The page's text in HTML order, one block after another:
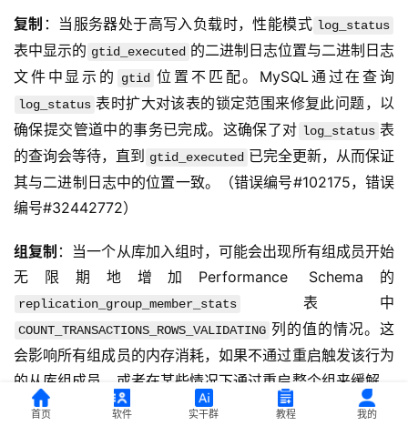
复制 ：当服务器处于高写入负载时，性能模式 log_status
表中显示的 gtid_executed 的二进制日志位置与二进制日志
文件中显示的
gtid 位置不匹配。MySQL通过在查询
log_status 表时扩大对该表的锁定范围来修复此问题，以
确保提交管道中的事务已完成。这确保了对 log_status 表
的查询会等待，直到
gtid_executed 已完全更新，从而保证
其与二进制日志中的位置一致。（错误编号#102175，错误
编号#32442772）
组复制 ：当一个从库加入组时，可能会出现所有组成员开始
无限期地增加Performance Schema的
replication_group_member_stats 表中
COUNT_TRANSACTIONS_ROWS_VALIDATING 列的值的情况。这
会影响所有组成员的内存消耗，如果不通过重启触发该行为
的从库组成员，或者在某些情况下通过重启整个组来缓解，
最终可能会导致系统颠簸。
首页 软件 实干群 教程 我的